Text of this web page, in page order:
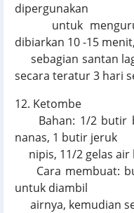
dipergunakan
untuk mengurut
dibiarkan 10 -15 menit,
sebagian santan
secara teratur 3 hari
12. Ketombe
Bahan: 1/2 butir
nanas, 1 butir jeruk
nipis, 11/2 gelas air
Cara membuat:
untuk diambil
airnya, kemudian